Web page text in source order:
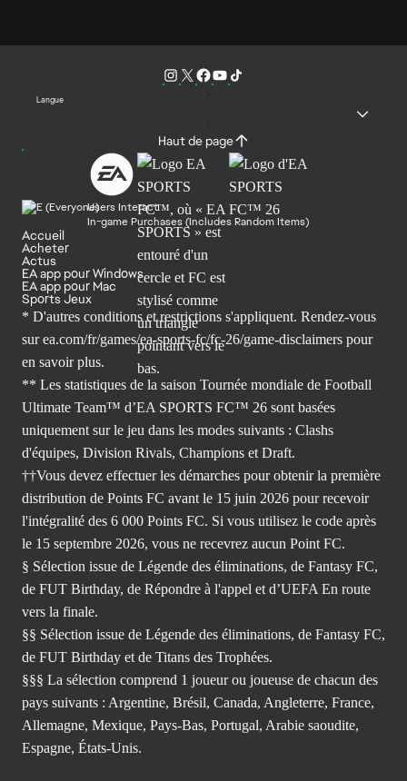
Langue
Haut de page
Users Interact
In-game Purchases (Includes Random Items)
Accueil
Acheter
Actus
EA app pour Windows
EA app pour Mac
Sports Jeux
* D'autres conditions et restrictions s'appliquent. Rendez-vous
sur ea.com/fr/games/ea-sports-fc/fc-26/game-disclaimers pour
en savoir plus.
** Les statistiques de la saison Tournée mondiale de Football
Ultimate Team™ d’EA SPORTS FC™ 26 sont basées
uniquement sur le jeu dans les modes suivants : Clashs
d'équipes, Division Rivals, Champions et Draft.
††Vous devez effectuer les démarches pour obtenir la première
distribution de Points FC avant le 15 juin 2026 pour recevoir
l'intégralité des 6 000 Points FC. Si vous utilisez le code après
le 15 septembre 2026, vous ne recevrez aucun Point FC.
§ Sélection issue de Légende des éliminations, de Fantasy FC,
de FUT Birthday, de Répondre à l'appel et d’UEFA En route
vers la finale.
§§ Sélection issue de Légende des éliminations, de Fantasy FC,
de FUT Birthday et de Titans des Trophées.
§§§ La sélection comprend 1 joueur ou joueuse de chacun des
pays suivants : Argentine, Brésil, Canada, Angleterre, France,
Allemagne, Mexique, Pays-Bas, Portugal, Arabie saoudite,
Espagne, États-Unis.